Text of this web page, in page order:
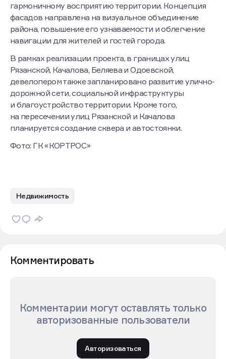
гармоничному восприятию территории. Концепция
фасадов направлена на визуальное объединение
района, повышение его узнаваемости и облегчение
навигации для жителей и гостей города.
В рамках реализации проекта, в границах улиц
Рязанской, Качалова, Беляева и Одоевской,
девелопером также запланировано развитие улично-
дорожной сети, социальной инфраструктуры
и благоустройство территории. Кроме того,
на пересечении улиц Рязанской и Качалова
планируется создание сквера и автостоянки.
Фото: ГК «КОРТРОС»
Недвижимость
Комментировать
Комментарии могут оставлять только
авторизованные пользователи
Авторизоваться